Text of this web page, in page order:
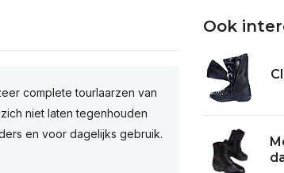
complete tourlaarzen van
niet laten tegenhouden
en voor dagelijks gebruik.
Ook